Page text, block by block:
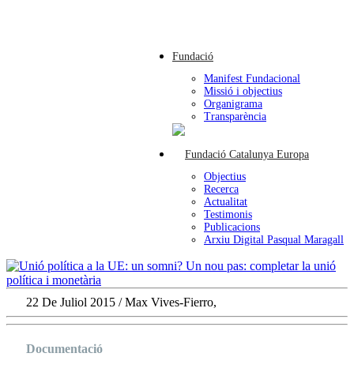
Fundació
Manifest Fundacional
Missió i objectius
Organigrama
Transparència
Objectius
Recerca
Actualitat
Testimonis
Publicacions
Arxiu Digital Pasqual Maragall
22 De Juliol 2015 / Max Vives-Fierro,
Documentació